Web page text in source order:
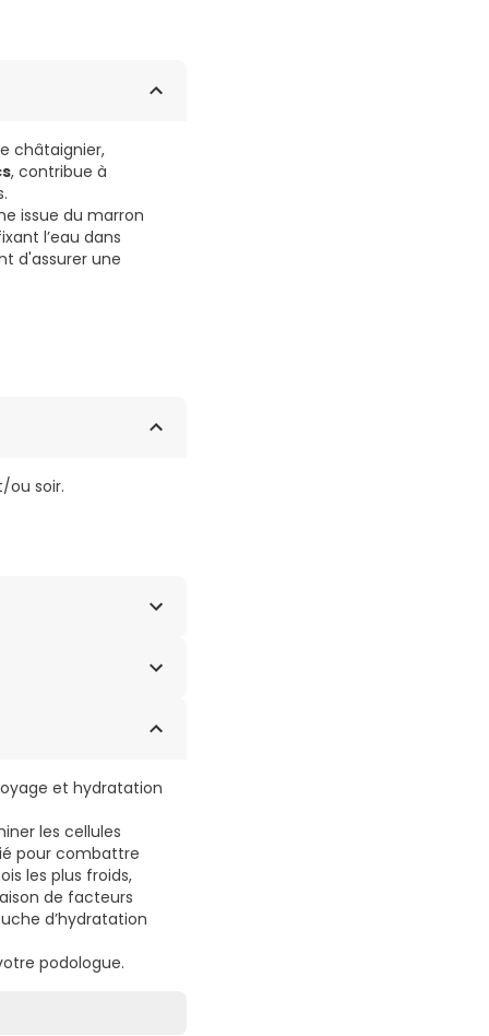
châtaignier,
, contribue à
issue du marron
l’eau dans
d'assurer une
ou soir.
STEARATE,
HYDROXIDE,
et hydratation
les cellules
pour combattre
les plus froids,
de facteurs
d’hydratation
podologue.